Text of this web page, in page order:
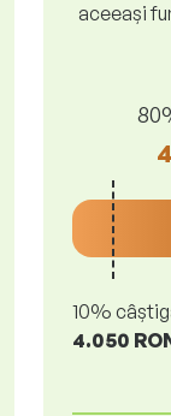
aceeași
10%
4.050